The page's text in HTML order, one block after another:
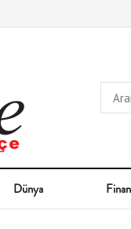
Dünya